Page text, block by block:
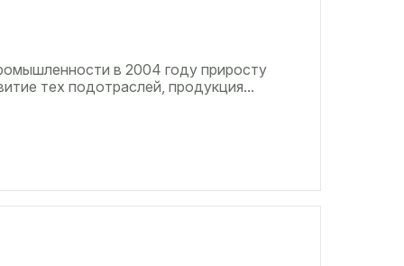
в 2004 году приросту
тех подотраслей, продукция...